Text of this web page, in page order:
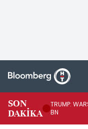
SON
DAKİKA
TRUMP:
BN